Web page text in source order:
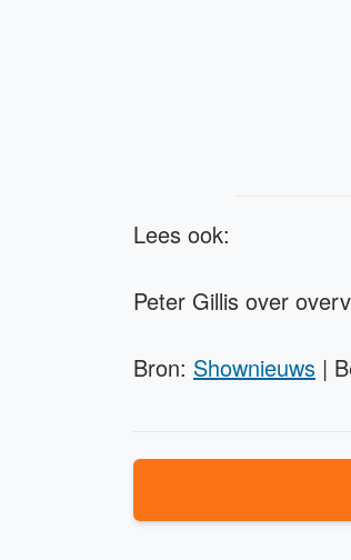
Lees ook:
Peter Gillis over
Bron: Shownieuws |